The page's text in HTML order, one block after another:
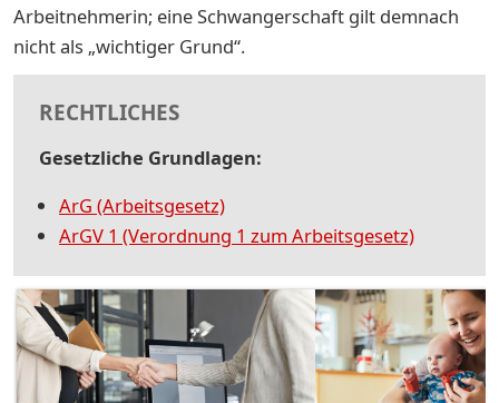
Arbeitnehmerin; eine Schwangerschaft gilt demnach
nicht als „wichtiger Grund“.
RECHTLICHES
Gesetzliche Grundlagen:
ArG (Arbeitsgesetz)
ArGV 1 (Verordnung 1 zum Arbeitsgesetz)